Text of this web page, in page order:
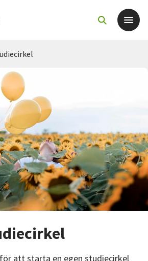
evenemang
att starta en egen studiecirkel